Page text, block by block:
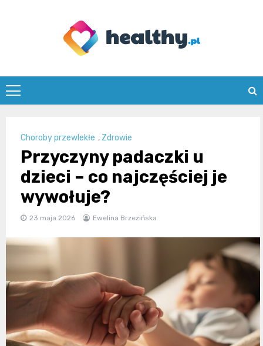
healthy.pl
Choroby przewlekłe , Zdrowie
Przyczyny padaczki u
dzieci – co najczęściej je
wywołuje?
23 maja 2026 Ewelina Brzezińska